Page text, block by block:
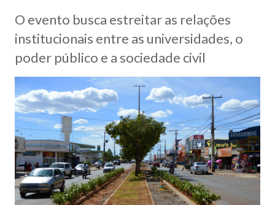
O evento busca estreitar as relações
institucionais entre as universidades, o
poder público e a sociedade civil